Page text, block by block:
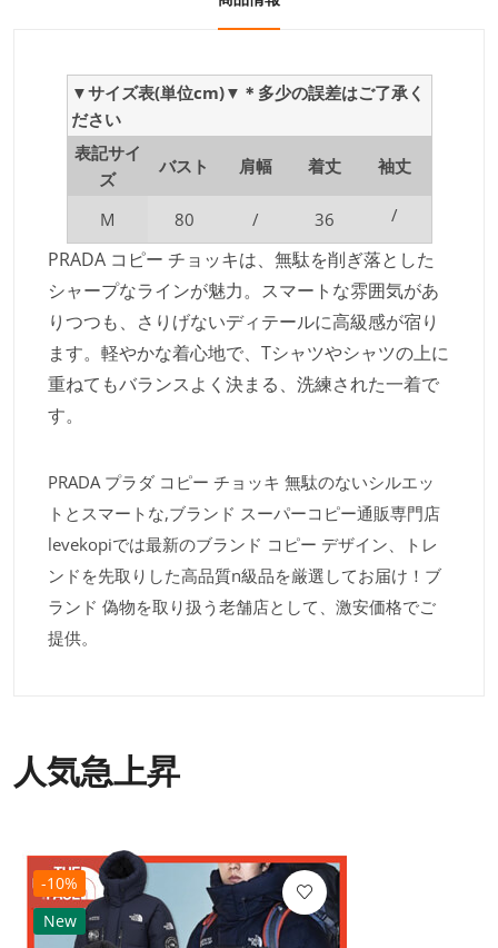
▼サイズ表(単位cm)▼＊多少の誤差はご了承く
ださい
表記サイ
ズ
バスト 肩幅 着丈 袖丈
M 80 / 36 /
PRADA コピー チョッキは、無駄を削ぎ落とした
シャープなラインが魅力。スマートな雰囲気があ
りつつも、さりげないディテールに高級感が宿り
ます。軽やかな着心地で、Tシャツやシャツの上に
重ねてもバランスよく決まる、洗練された一着で
す。
PRADA プラダ コピー チョッキ 無駄のないシルエッ
トとスマートな,ブランド スーパーコピー通販専門店
levekopiでは最新のブランド コピー デザイン、トレ
ンドを先取りした高品質n級品を厳選してお届け！ブ
ランド 偽物を取り扱う老舗店として、激安価格でご
提供。
人気急上昇
-10%
New